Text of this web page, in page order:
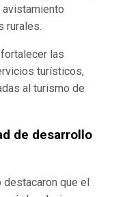
avistamiento
rurales.
las
turísticos,
al turismo de
de desarrollo
destacaron que el